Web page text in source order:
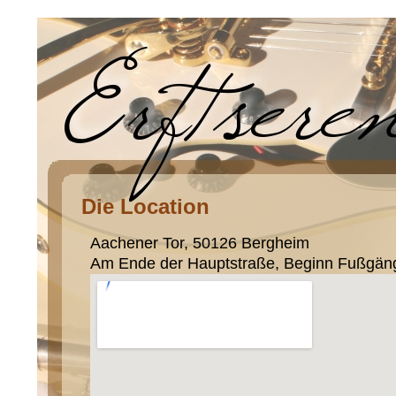
Die Location
Aachener Tor, 50126 Bergheim
Am Ende der Hauptstraße, Beginn